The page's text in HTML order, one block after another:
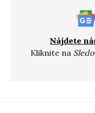
Nájdete
Kliknite na